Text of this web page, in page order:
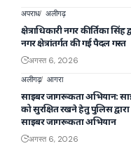
अपराध अलीगढ़
क्षेत्राधिकारी नगर कीर्तिका
नगर क्षेत्रांतर्गत की गई पैदल गस्त
अगस्त 6, 2026
अलीगढ़ आगरा
साइबर जागरूकता अभियान:
को सुरक्षित रखने हेतु पुलिस
साइबर जागरूकता अभियान
अगस्त 6, 2026